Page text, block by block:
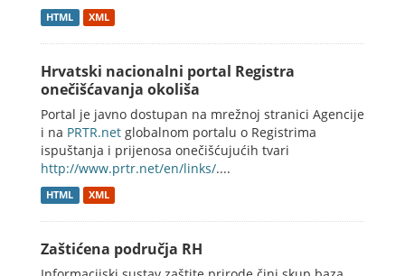
HTML XML
Hrvatski nacionalni portal Registra
onečišćavanja okoliša
Portal je javno dostupan na mrežnoj stranici Agencije
i na PRTR.net globalnom portalu o Registrima
ispuštanja i prijenosa onečišćujućih tvari
http://www.prtr.net/en/links/....
HTML XML
Zaštićena područja RH